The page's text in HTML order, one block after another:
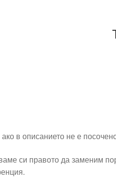
в описанието не е
си правото да заменим